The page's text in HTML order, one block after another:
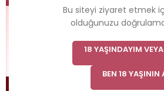
Bu siteyi ziyaret etmek
olduğunuzu
18 YAŞINDAYIM
BEN 18